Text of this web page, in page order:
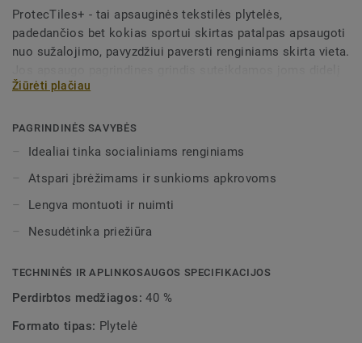
ProtecTiles+ - tai apsauginės tekstilės plytelės,
padedančios bet kokias sportui skirtas patalpas apsaugoti
nuo sužalojimo, pavyzdžiui paversti renginiams skirta vieta.
atsparumą įbrėžimams ir kėdžių paliekamiems įspaudams
montuojamos ir prižiūrimos.
Žiūrėti plačiau
PAGRINDINĖS SAVYBĖS
Idealiai tinka socialiniams renginiams
Atspari įbrėžimams ir sunkioms apkrovoms
Lengva montuoti ir nuimti
Nesudėtinka priežiūra
TECHNINĖS IR APLINKOSAUGOS SPECIFIKACIJOS
Perdirbtos medžiagos:40 %
Formato tipas: Plytelė